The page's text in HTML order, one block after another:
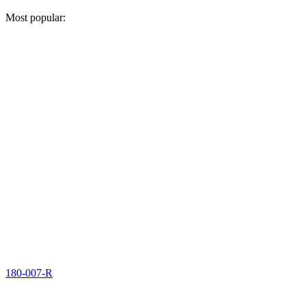
Most popular:
180-007-R